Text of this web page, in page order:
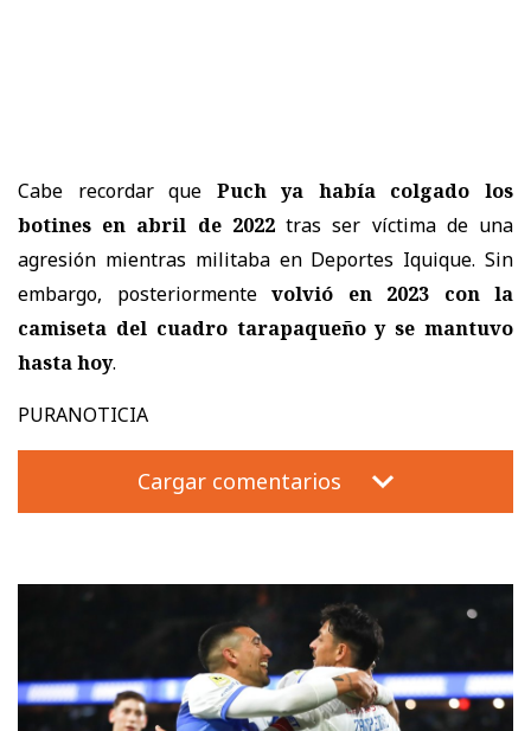
Cabe recordar que Puch ya había colgado los
botines en abril de 2022tras ser víctima de una
agresión mientras militaba en Deportes Iquique. Sin
embargo, posteriormente volvió en 2023 con la
camiseta del cuadro tarapaqueño y se mantuvo
hasta hoy.
PURANOTICIA
Cargar comentarios